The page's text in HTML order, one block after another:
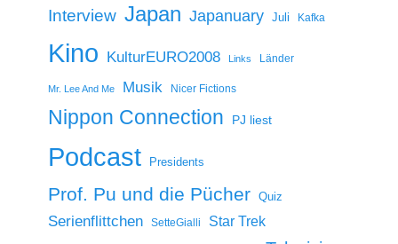
Interview Japan Japanuary Juli Kafka
Kino KulturEURO2008 Links Länder
Mr. Lee And Me Musik Nicer Fictions
Nippon Connection PJ liest
Podcast Presidents
Prof. Pu und die Pücher Quiz
Serienflittchen SetteGialli Star Trek